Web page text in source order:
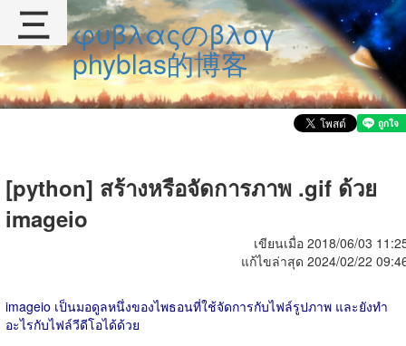
φυβλαςのβλογ
phyblas的博客
[python] สร้างหรือจัดการภาพ .gif ด้วย
imageio
เขียนเมื่อ 2018/06/03
แก้ไขล่าสุด 2024/02/22
imageio เป็นมอดูลหนึ่งของไพธอนที่ใช้จัดการกับไฟล์รูปภาพ และยังทำ
อะไรกับไฟล์วีดีโอได้ด้วย
三